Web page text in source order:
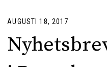
AUGUSTI 18, 2017